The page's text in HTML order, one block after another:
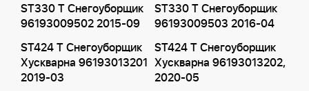
ST330 T Снегоуборщик
96193009502 2015-09
ST330 T Снегоуборщик
96193009503 2016-04
ST424 T Снегоуборщик
Хускварна 96193013201
2019-03
ST424 T Снегоуборщик
Хускварна 96193013202,
2020-05